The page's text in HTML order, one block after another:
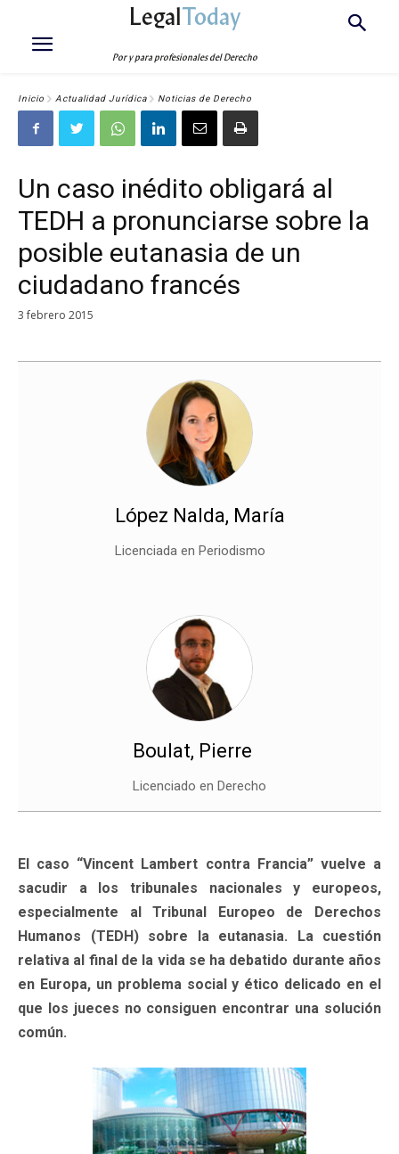
LegalToday
Por y para profesionales del Derecho
Inicio Actualidad Jurídica Noticias de Derecho
Un caso inédito obligará al
TEDH a pronunciarse sobre la
posible eutanasia de un
ciudadano francés
3 febrero 2015
López Nalda, María
Licenciada en Periodismo
Boulat, Pierre
Licenciado en Derecho
El caso “Vincent Lambert contra Francia” vuelve a
sacudir a los tribunales nacionales y europeos,
especialmente al Tribunal Europeo de Derechos
Humanos (TEDH) sobre la eutanasia. La cuestión
relativa al final de la vida se ha debatido durante años
en Europa, un problema social y ético delicado en el
que los jueces no consiguen encontrar una solución
común.